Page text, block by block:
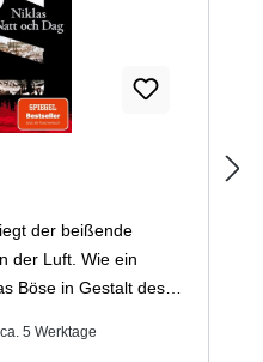
der beißende
der Luft. Wie ein
Böse in Gestalt des
ein widerliches
5 Werktage